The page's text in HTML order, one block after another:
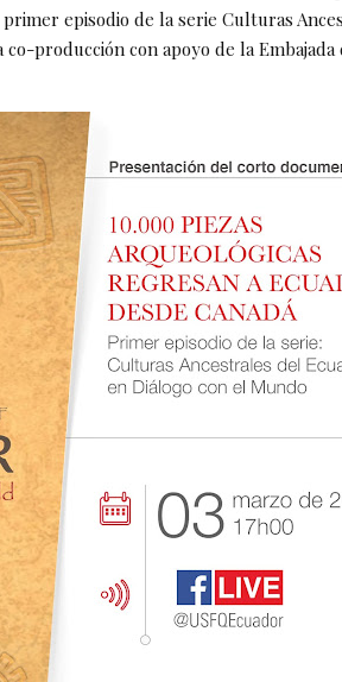
primer episodio de la serie Culturas
producción con apoyo de la